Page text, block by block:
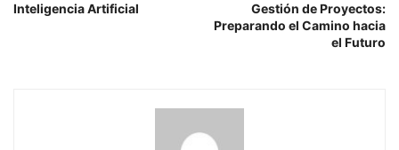
Inteligencia Artificial
Gestión de Proyectos:
Preparando el Camino hacia
el Futuro